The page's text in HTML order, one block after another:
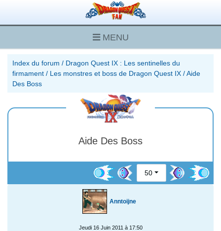
MENU
Index du forum / Dragon Quest IX : Les sentinelles du
firmament / Les monstres et boss de Dragon Quest IX /Aide
Des Boss
Aide Des Boss
50
Anntoijne
Jeudi 16 Juin 2011 à 17:50